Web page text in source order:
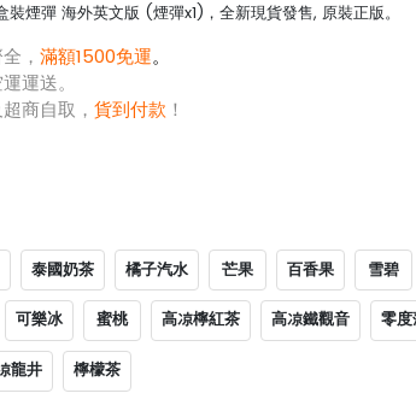
裝煙彈 海外英文版 (煙彈x1)，全新現貨發售, 原裝正版。
， 滿額1500免運。
運送。
商自取， 貨到付款 ！
泰國奶茶 橘子汽水 芒果 百香果 雪碧
可樂冰 蜜桃 高凉檸紅茶 高凉鐵觀音
零
龍井 檸檬茶